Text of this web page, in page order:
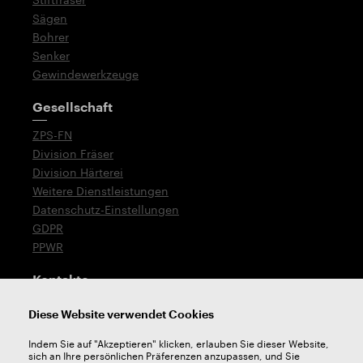
Sägen
Bohrer
Senker
Gewindewerkzeuge
Gesellschaft
ZPS-FN
Division Fräser
Division Härterei
Weitere Dienstleistungen
Datenschutz-Einstellungen
GDPR
PPWR
Kontakte
T: +420 576 777 519
Technische Unterstützung
Diese Website verwendet Cookies
Indem Sie auf "Akzeptieren" klicken, erlauben Sie dieser Website,
sich an Ihre persönlichen Präferenzen anzupassen, und Sie